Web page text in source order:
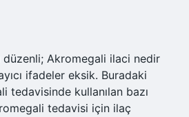
düzenli; Akromegali ilaci nedir
ifadeler eksik. Buradaki
tedavisinde kullanılan bazı
tedavisi için ilaç